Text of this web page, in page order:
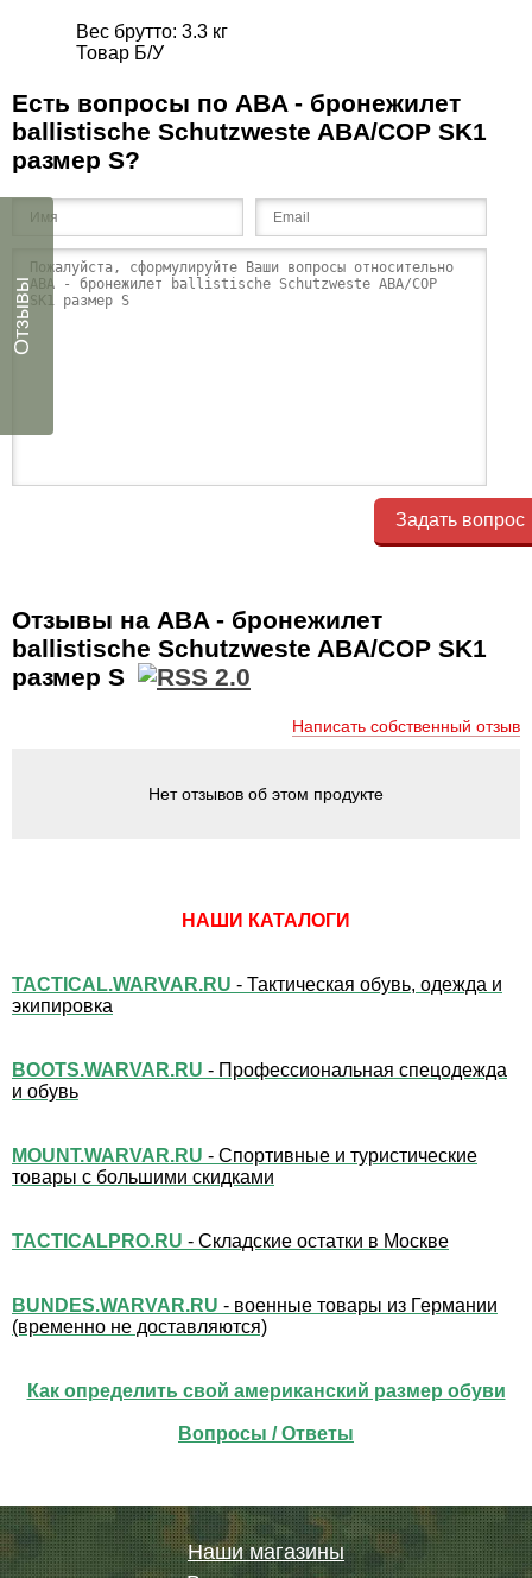
Вес брутто: 3.3 кг
Товар Б/У
Есть вопросы по ABA - бронежилет
ballistische Schutzweste ABA/COP SK1
размер S?
Задать вопрос
Отзывы на ABA - бронежилет
ballistische Schutzweste ABA/COP SK1
размер S
Написать собственный отзыв
Нет отзывов об этом продукте
НАШИ КАТАЛОГИ
TACTICAL.WARVAR.RU - Тактическая обувь, одежда и
экипировка
BOOTS.WARVAR.RU - Профессиональная спецодежда
и обувь
MOUNT.WARVAR.RU - Спортивные и туристические
товары с большими скидками
TACTICALPRO.RU - Складские остатки в Москве
BUNDES.WARVAR.RU - военные товары из Германии
(временно не доставляются)
Как определить свой американский размер обуви
Вопросы / Ответы
Отзывы
Наши магазины